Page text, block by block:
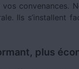
convenances.
Ils s’installent
plus